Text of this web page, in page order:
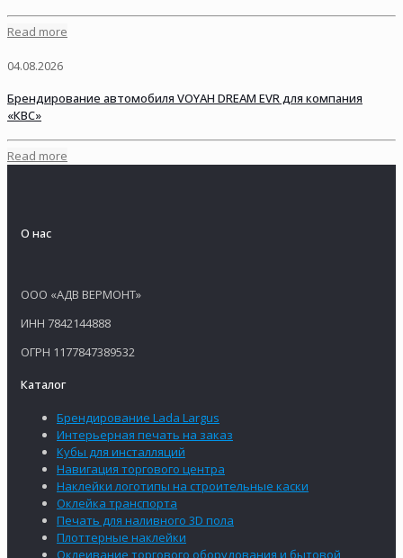
Read more
04.08.2026
Брендирование автомобиля VOYAH DREAM EVR для компания
«КВС»
Read more
О нас
ООО «АДВ ВЕРМОНТ»
ИНН 7842144888
ОГРН 1177847389532
Каталог
Брендирование Lada Largus
Интерьерная печать на заказ
Кубы для инсталляций
Навигация торгового центра
Наклейки логотипы на строительные каски
Оклейка транспорта
Печать для наливного 3D пола
Плоттерные наклейки
Оклеивание торгового оборудования и бытовой